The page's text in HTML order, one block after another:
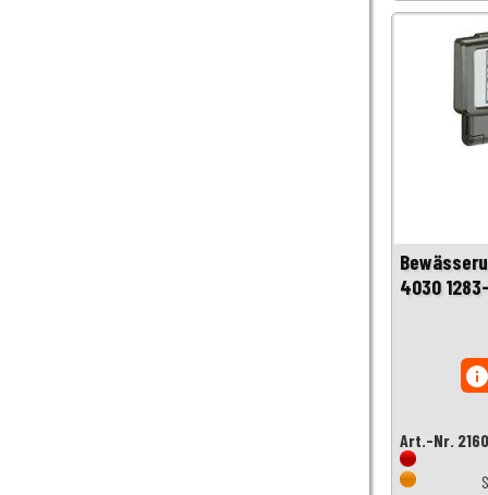
4030
Art.-Nr.